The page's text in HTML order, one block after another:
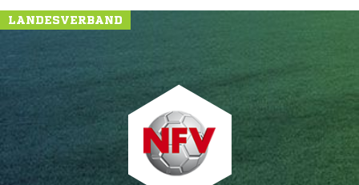
LANDESVERBAND